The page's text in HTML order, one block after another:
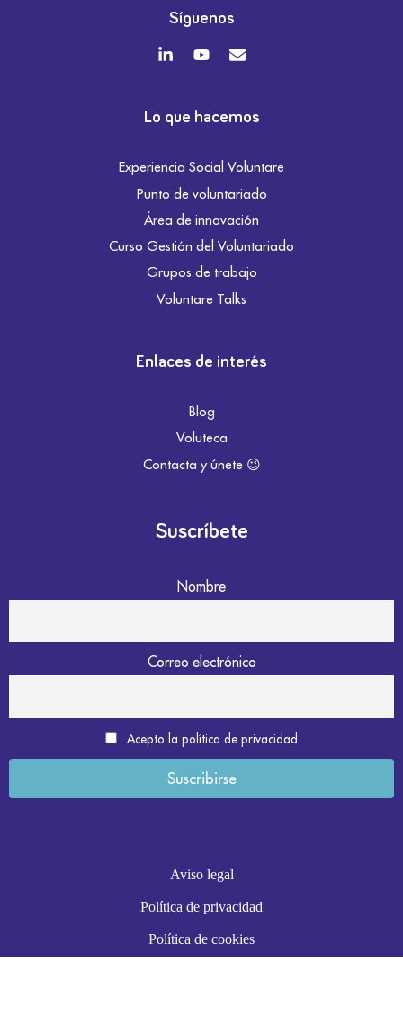
Síguenos
Lo que hacemos
Experiencia Social Voluntare
Punto de voluntariado
Área de innovación
Curso Gestión del Voluntariado
Grupos de trabajo
Voluntare Talks
Enlaces de interés
Blog
Voluteca
Contacta y únete 😉
Suscríbete
Nombre
Correo electrónico
Acepto la política de privacidad
Aviso legal
Política de privacidad
Política de cookies